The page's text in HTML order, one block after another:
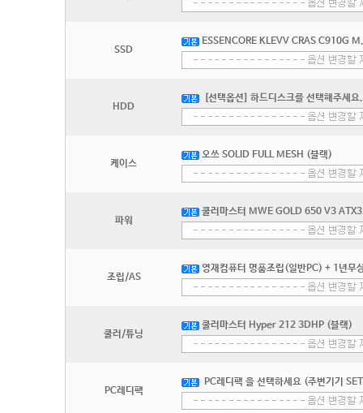
SSD
ESSENCORE KLEVV CRAS C910G
HDD
[선택옵션] 하드디스크를 선택해주세요.
케이스
오쓰 SOLID FULL MESH (블랙)
파워
쿨러마스터 MWE GOLD 650 V3
조립/AS
영재컴퓨터 명품조립(일반PC) + 1년무
쿨러/튜닝
쿨러마스터 Hyper 212 3DHP (블랙)
PC레디팩
PC레디팩 을 선택하세요 (주변기기